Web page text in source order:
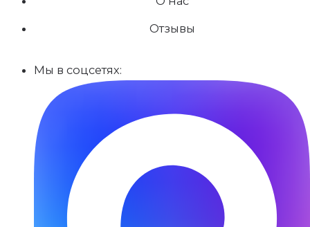
Отзывы
Мы в соцсетях: